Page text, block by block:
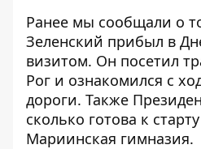
Ранее мы сообщали о
Зеленский прибыл в
визитом. Он посетил
Рог и ознакомился с
дороги. Также
сколько готова к
Мариинская гимназия.